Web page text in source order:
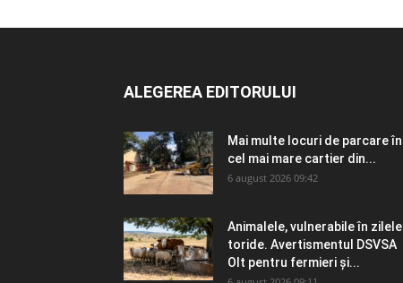
ALEGEREA EDITORULUI
Mai multe locuri de parcare în
cel mai mare cartier din...
6 august 2026 09:42
Animalele, vulnerabile în zilele
toride. Avertismentul DSVSA
Olt pentru fermieri și...